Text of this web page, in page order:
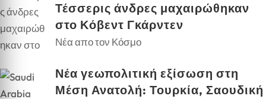
Τέσσερις άνδρες μαχαιρώθηκαν
στο Κόβεντ Γκάρντεν
Νέα απο τον Κόσμο
Νέα γεωπολιτική εξίσωση στη
Μέση Ανατολή: Τουρκία, Σαουδική